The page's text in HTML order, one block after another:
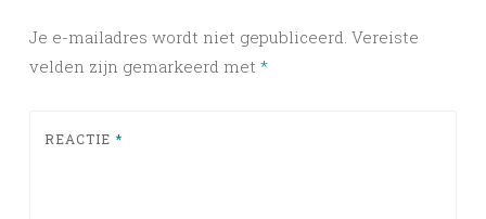
Je e-mailadres wordt niet gepubliceerd. Vereiste
velden zijn gemarkeerd met *
REACTIE *